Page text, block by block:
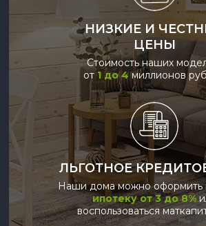
НИЗКИЕ И
ЦЕНЫ
Стоимость наших
от1 до4миллионов
ЛЬГОТНОЕ
Наши дома можно оформить
ипотеку от 3 до 8%
воспользоваться